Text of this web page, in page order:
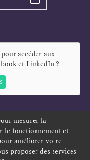
accéder aux
et LinkedIn?
SIGNALEMENT
mesurer la
le fonctionnement et
améliorer votre
proposer des services